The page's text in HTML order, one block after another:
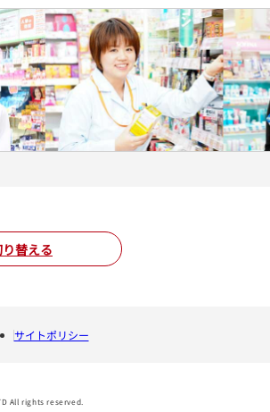
替える
サイトポリシー
All rights reserved.